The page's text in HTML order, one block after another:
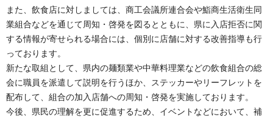
また、飲食店に対しましては、商工会議所連合会や鮨商生活衛生同
業組合などを通じて周知・啓発を図るとともに、県に入店拒否に関
する情報が寄せられる場合には、個別に店舗に対する改善指導も行
っております。
新たな取組として、県内の麺類業や中華料理業などの飲食組合の総
会に職員を派遣して説明を行うほか、ステッカーやリーフレットを
配布して、組合の加入店舗への周知・啓発を実施しております。
今後、県民の理解を更に促進するため、イベントなどにおいて、補